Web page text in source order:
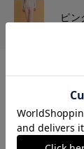
ピン